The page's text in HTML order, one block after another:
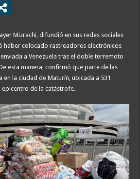
Mizrachi, difundió en sus redes sociales
haber colocado rastreadores electrónicos
a Venezuela tras el doble terremoto
esta manera, confirmó que parte de las
en la ciudad de Maturín, ubicada a 531
epicentro de la catástrofe.